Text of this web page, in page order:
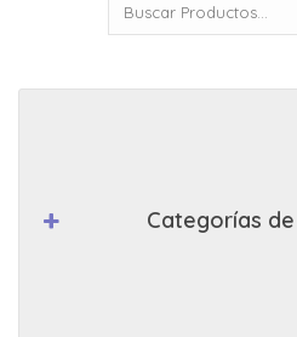
por:
Categorías